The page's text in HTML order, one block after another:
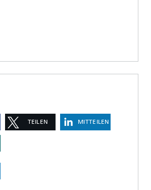
TEILEN MITTEILEN